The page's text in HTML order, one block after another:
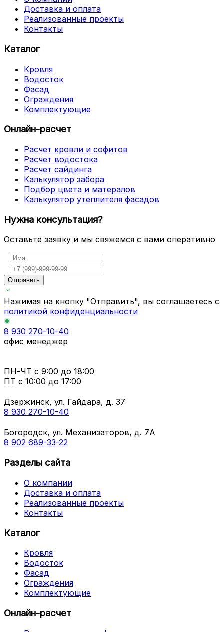
Доставка и оплата
Реализованные проекты
Контакты
Каталог
Кровля
Водосток
Фасад
Ограждения
Комплектующие
Онлайн-расчет
Расчет кровли и софитов
Расчет водостока
Расчет сайдинга
Калькулятор забора
Подбор цвета и матералов
Калькулятор утеплителя фасадов
Нужна консультация?
Оставьте заявку и мы свяжемся с вами оперативно
Отправить
Нажимая на кнопку "Отправить", вы соглашаетесь с
политикой конфиденциальности
8 930 270-10-40
офис менеджер
ПН-ЧТ с 9:00 до 18:00
ПТ с 10:00 до 17:00
Дзержинск, ул. Гайдара, д. 37
8 930 270-10-40
Богородск, ул. Механизаторов, д. 7А
8 902 689-33-22
Разделы сайта
О компании
Доставка и оплата
Реализованные проекты
Контакты
Каталог
Кровля
Водосток
Фасад
Ограждения
Комплектующие
Онлайн-расчет